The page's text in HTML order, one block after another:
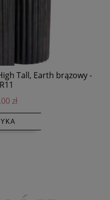
Tall, Earth brązowy -
zł